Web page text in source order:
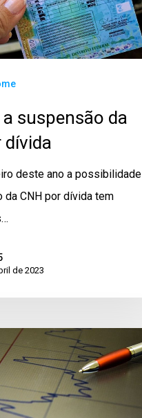
suspensão da
dívida
deste ano a possibilidade
da CNH por dívida tem
de 2023